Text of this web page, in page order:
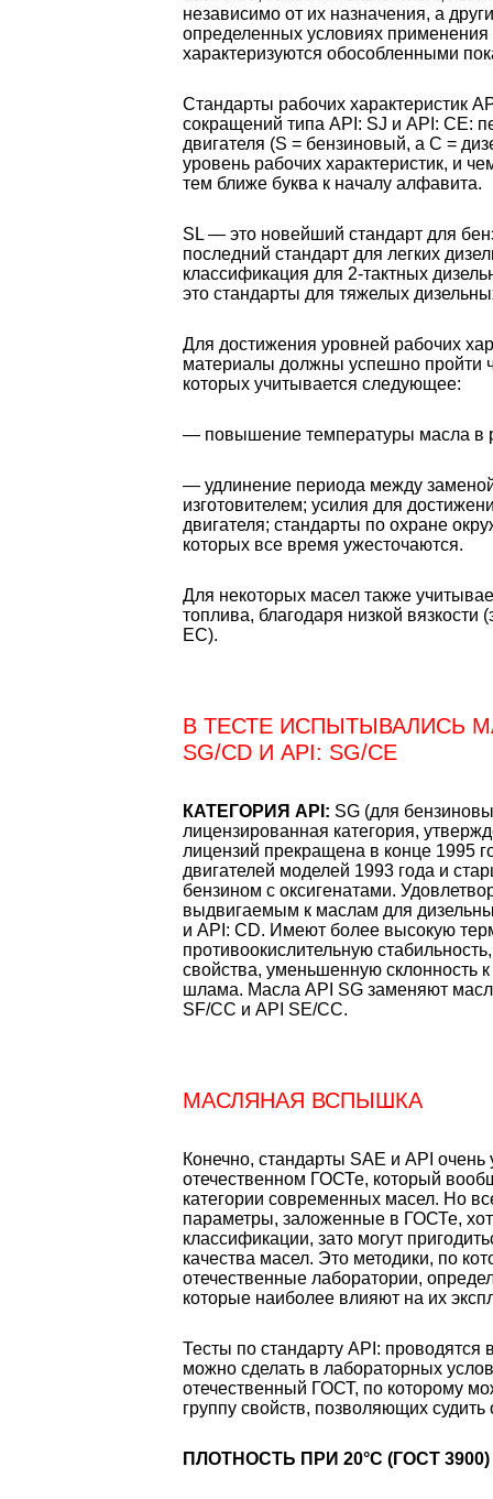
независимо от их назначения, а
определенных условиях
характеризуются обособленными
Стандарты рабочих характеристик
сокращений типа API: SJ и API: CE:
двигателя (S = бензиновый, а C =
уровень рабочих характеристик, и
тем ближе буква к началу алфавита.
SL — это новейший стандарт для
последний стандарт для легких
классификация для 2-тактных
это стандарты для тяжелых
Для достижения уровней рабочих
материалы должны успешно пройти
которых учитывается следующее:
— повышение температуры масла в
— удлинение периода между
изготовителем; усилия для
двигателя; стандарты по охране
которых все время ужесточаются.
Для некоторых масел также
топлива, благодаря низкой вязкости
ЕС).
В ТЕСТЕ ИСПЫТЫВАЛИСЬ
SG/CD И API: SG/CE
КАТЕГОРИЯ API: SG (для
лицензированная категория,
лицензий прекращена в конце 1995
двигателей моделей 1993 года и
бензином с оксигенатами.
выдвигаемым к маслам для
и API: CD. Имеют более высокую
противоокислительную
свойства, уменьшенную склонность
шлама. Масла API SG заменяют
SF/CC и API SE/CC.
МАСЛЯНАЯ ВСПЫШКА
Конечно, стандарты SAE и API
отечественном ГОСТе, который
категории современных масел. Но
параметры, заложенные в ГОСТе,
классификации, зато могут
качества масел. Это методики, по
отечественные лаборатории,
которые наиболее влияют на их
Тесты по стандарту API: проводятся
можно сделать в лабораторных
отечественный ГОСТ, по которому
группу свойств, позволяющих
ПЛОТНОСТЬ ПРИ 20°С (ГОСТ 3900)